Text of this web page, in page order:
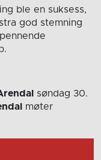
ble en suksess,
god stemning
søndag 30.
møter